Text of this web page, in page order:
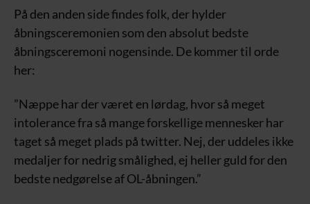
På den anden side findes folk, der hylder
åbningsceremonien som den absolut bedste
åbningsceremoni nogensinde. De kommer til orde
her:
”Næppe har der været en lørdag, hvor så meget
intolerance fra så mange forskellige mennesker har
taget så meget plads på twitter. Nej, der uddeles ikke
medaljer for nedrig smålighed, ej heller guld for den
bedste nedgørelse af OL-åbningen.”